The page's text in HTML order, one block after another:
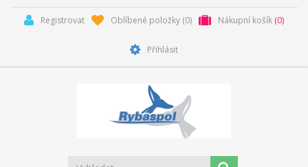
Registrovat Oblíbené položky (0) Nákupní košík (0)
Přihlásit